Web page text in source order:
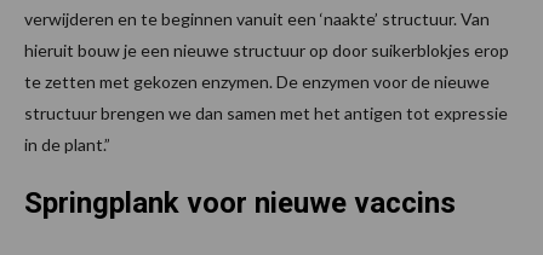
verwijderen en te beginnen vanuit een ‘naakte’ structuur. Van
hieruit bouw je een nieuwe structuur op door suikerblokjes erop
te zetten met gekozen enzymen. De enzymen voor de nieuwe
structuur brengen we dan samen met het antigen tot expressie
in de plant.”
Springplank voor nieuwe vaccins